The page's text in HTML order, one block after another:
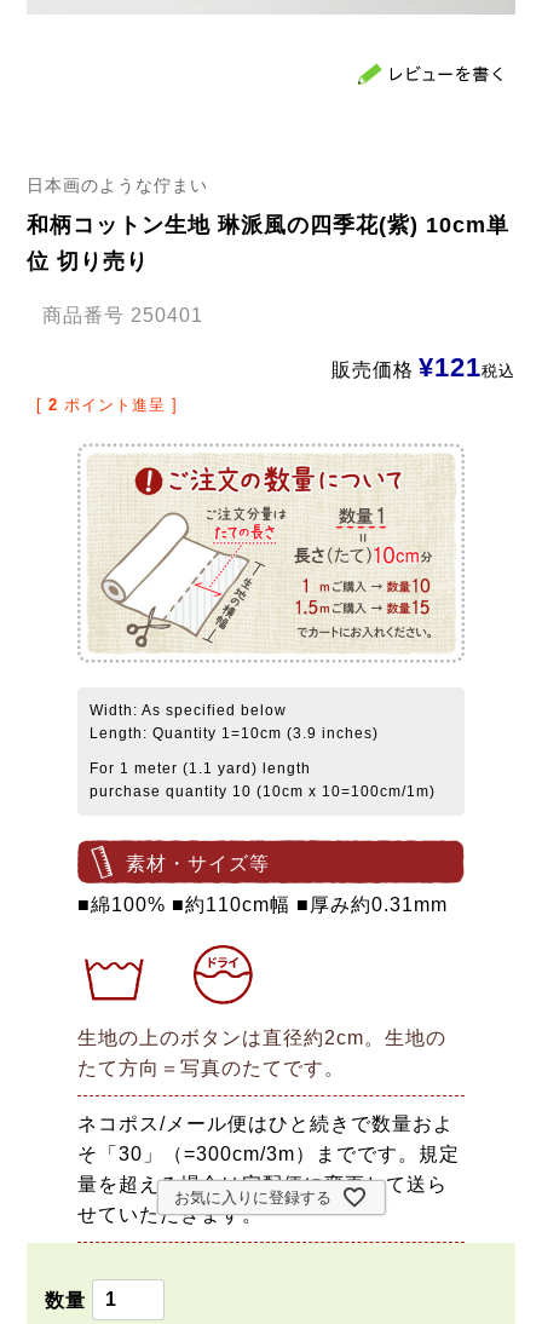
日本画のような佇まい
和柄コットン生地 琳派風の四季花(紫) 10cm単
位 切り売り
商品番号 250401
販売価格 ¥121税込
[ 2 ポイント進呈 ]
Width: As specified below
Length: Quantity 1=10cm (3.9 inches)
For 1 meter (1.1 yard) length
purchase quantity 10 (10cm x 10=100cm/1m)
素材・サイズ等
■綿100% ■約110cm幅 ■厚み約0.31mm
生地の上のボタンは直径約2cm。生地の
たて方向＝写真のたてです。
ネコポス/メール便はひと続きで数量およ
そ「30」（=300cm/3m）までです。規定
量を超える場合は宅配便に変更して送ら
せていただきます。
お気に入りに登録する